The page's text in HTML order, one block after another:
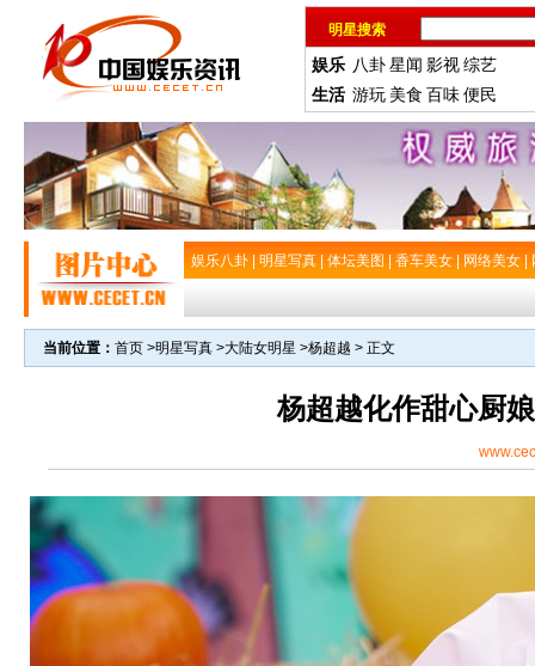
明星搜索
娱乐 八卦星闻 影视综艺
生活 游玩 美食 百味便民
娱乐八卦 明星写真 体坛美图 香车美女 网络美女
当前位置： 首页 >明星写真 >大陆女明星 >杨超越 > 正文
杨超越化作甜心厨